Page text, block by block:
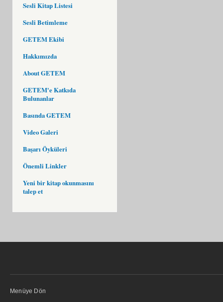
Sesli Kitap Listesi
Sesli Betimleme
GETEM Ekibi
Hakkımızda
About GETEM
GETEM'e Katkıda
Bulunanlar
Basında GETEM
Video Galeri
Başarı Öyküleri
Önemli Linkler
Yeni bir kitap okunmasını
talep et
Menüye Dön